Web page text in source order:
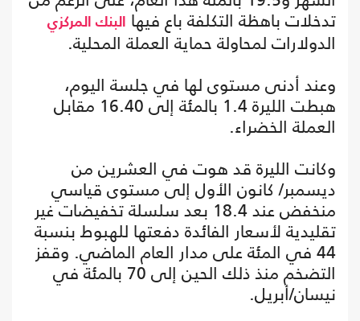
تدخلات باهظة التكلفة باع فيها البنك المركزي
الدولارات لمحاولة حماية العملة المحلية.
وعند أدنى مستوى لها في جلسة اليوم،
هبطت الليرة 1.4 بالمئة إلى 16.40 مقابل
العملة الخضراء.
وكانت الليرة قد هوت في العشرين من
ديسمبر/ كانون الأول إلى مستوى قياسي
منخفض عند 18.4 بعد سلسلة تخفيضات غير
تقليدية لأسعار الفائدة دفعتها للهبوط بنسبة
44 في المئة على مدار العام الماضي. وقفز
التضخم منذ ذلك الحين إلى 70 بالمئة في
نيسان/أبريل.